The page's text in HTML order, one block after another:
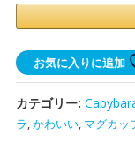
い
カ
ピ
バ
の
マ
お気に入りに追加
カテゴリー:
ラ,かわいい, マグカッ